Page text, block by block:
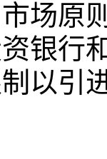
场原
银行
以引